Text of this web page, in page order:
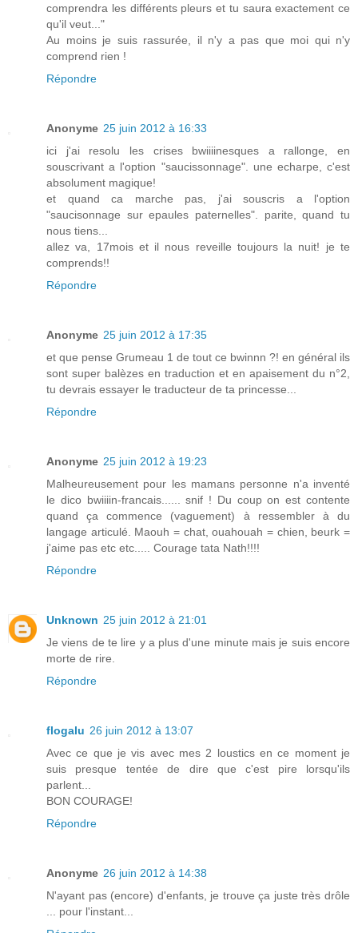
comprendra les différents pleurs et tu saura exactement ce
qu'il veut..."
Au moins je suis rassurée, il n'y a pas que moi qui n'y
comprend rien !
Répondre
Anonyme 25 juin 2012 à 16:33
ici j'ai resolu les crises bwiiiinesques a rallonge, en
souscrivant a l'option "saucissonnage". une echarpe, c'est
absolument magique!
et quand ca marche pas, j'ai souscris a l'option
"saucisonnage sur epaules paternelles". parite, quand tu
nous tiens...
allez va, 17mois et il nous reveille toujours la nuit! je te
comprends!!
Répondre
Anonyme 25 juin 2012 à 17:35
et que pense Grumeau 1 de tout ce bwinnn ?! en général ils
sont super balèzes en traduction et en apaisement du n°2,
tu devrais essayer le traducteur de ta princesse...
Répondre
Anonyme 25 juin 2012 à 19:23
Malheureusement pour les mamans personne n'a inventé
le dico bwiiiin-francais...... snif ! Du coup on est contente
quand ça commence (vaguement) à ressembler à du
langage articulé. Maouh = chat, ouahouah = chien, beurk =
j'aime pas etc etc..... Courage tata Nath!!!!
Répondre
Unknown 25 juin 2012 à 21:01
Je viens de te lire y a plus d'une minute mais je suis encore
morte de rire.
Répondre
flogalu 26 juin 2012 à 13:07
Avec ce que je vis avec mes 2 loustics en ce moment je
suis presque tentée de dire que c'est pire lorsqu'ils
parlent...
BON COURAGE!
Répondre
Anonyme 26 juin 2012 à 14:38
N'ayant pas (encore) d'enfants, je trouve ça juste très drôle
... pour l'instant...